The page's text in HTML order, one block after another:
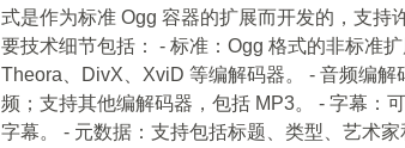
式是作为标准 Ogg 容器的扩展而开发的，支持
要技术细节包括： - 标准：Ogg 格式的非标准
Theora、DivX、XviD 等编解码器。 - 音频编解
频；支持其他编解码器，包括 MP3。 - 字幕：
字幕。 - 元数据：支持包括标题、类型、艺术家